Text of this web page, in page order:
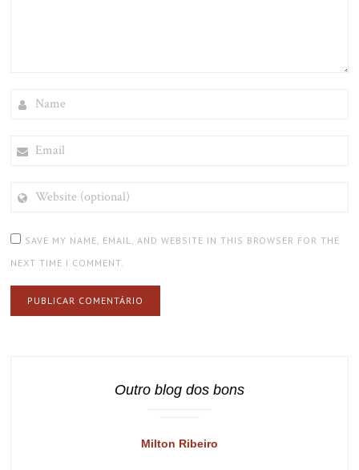
(OPTIONAL)
SAVE MY NAME, EMAIL, AND WEBSITE IN THIS BROWSER FOR THE
NEXT TIME I COMMENT.
Outro blog dos bons
Milton Ribeiro